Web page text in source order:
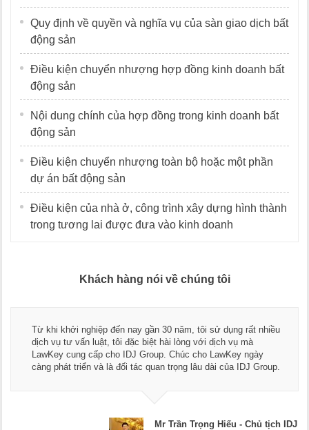
Quy định về quyền và nghĩa vụ của sàn giao dịch bất
động sản
Điều kiện chuyển nhượng hợp đồng kinh doanh bất
động sản
Nội dung chính của hợp đồng trong kinh doanh bất
động sản
Điều kiện chuyển nhượng toàn bộ hoặc một phần
dự án bất động sản
Điều kiện của nhà ở, công trình xây dựng hình thành
trong tương lai được đưa vào kinh doanh
Khách hàng nói về chúng tôi
Từ khi khởi nghiệp đến nay gần 30 năm, tôi sử dụng rất nhiều
dịch vụ tư vấn luật, tôi đặc biệt hài lòng với dịch vụ mà
LawKey cung cấp cho IDJ Group. Chúc cho LawKey ngày
càng phát triển và là đối tác quan trọng lâu dài của IDJ Group.
Mr Trần Trọng Hiếu - Chủ tịch IDJ